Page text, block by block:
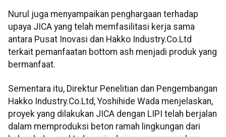
Nurul juga menyampaikan penghargaan terhadap
upaya JICA yang telah memfasilitasi kerja sama
antara Pusat Inovasi dan Hakko Industry.Co.Ltd
terkait pemanfaatan bottom ash menjadi produk yang
bermanfaat.
Sementara itu, Direktur Penelitian dan Pengembangan
Hakko Industry.Co.Ltd, Yoshihide Wada menjelaskan,
proyek yang dilakukan JICA dengan LIPI telah berjalan
dalam memproduksi beton ramah lingkungan dari